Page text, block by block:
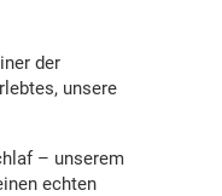
der
unsere
– unserem
echten